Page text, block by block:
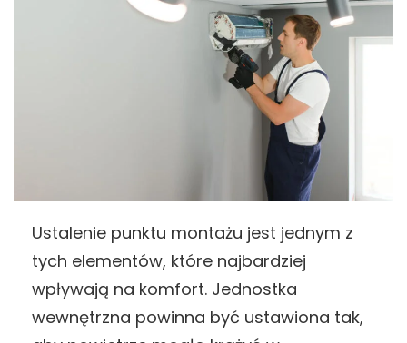
Ustalenie punktu montażu jest jednym z
tych elementów, które najbardziej
wpływają na komfort. Jednostka
wewnętrzna powinna być ustawiona tak,